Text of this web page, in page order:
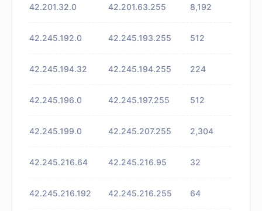
42.201.32.0 42.201.63.255 8,192
42.245.192.0 42.245.193.255 512
42.245.194.32 42.245.194.255 224
42.245.196.0 42.245.197.255 512
42.245.199.0 42.245.207.255 2,304
42.245.216.64 42.245.216.95 32
42.245.216.192 42.245.216.255 64